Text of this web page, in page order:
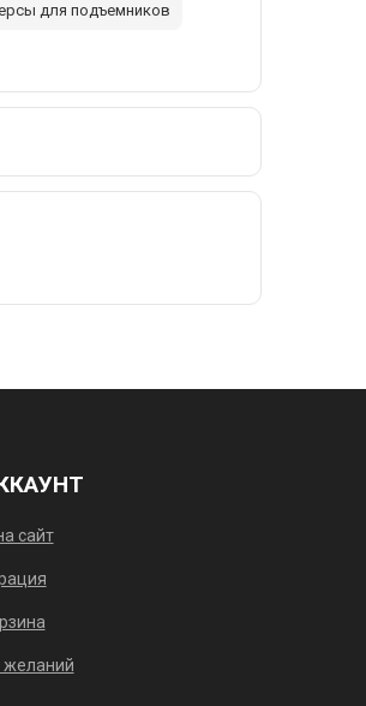
для подъемников
сайт
желаний